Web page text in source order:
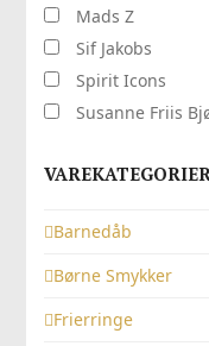
Mads Z
Sif Jakobs
Spirit Icons
Susanne Friis
Barnedåb
Børne Smykker
Frierringe